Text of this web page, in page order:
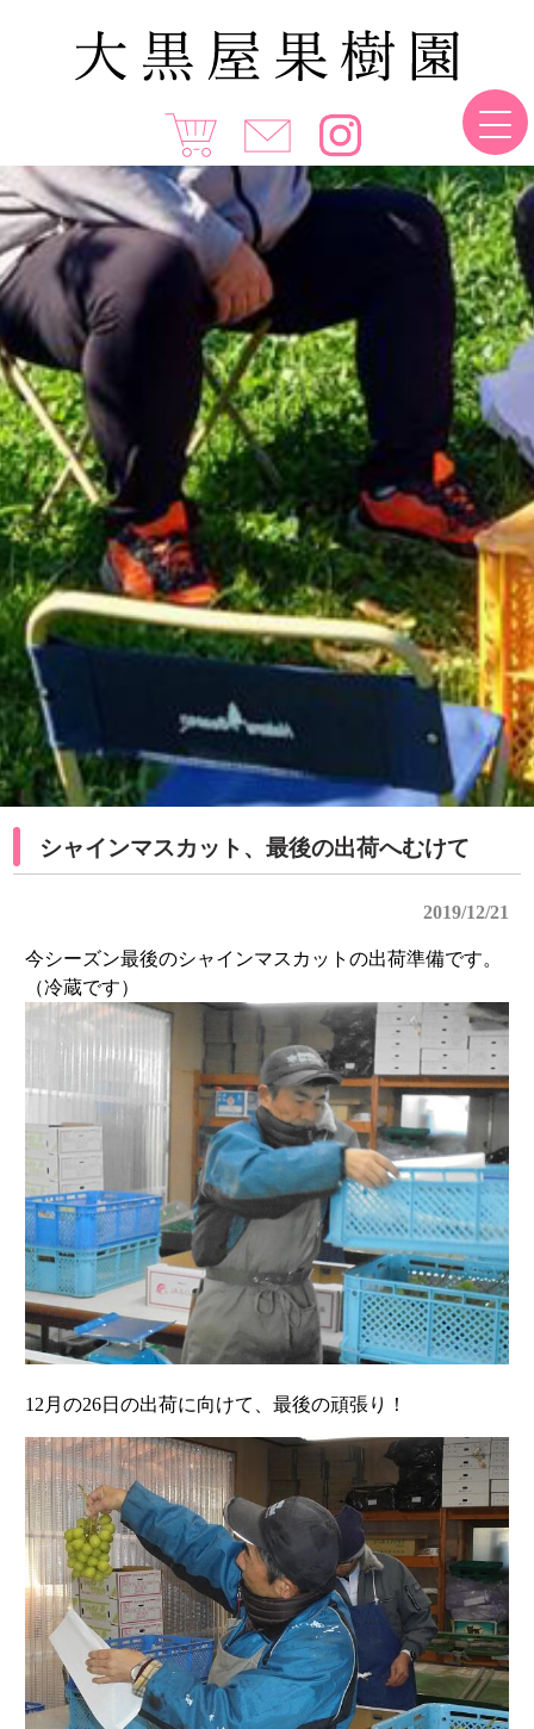
シャインマスカット、最後の出荷へむけて
2019/12/21
今シーズン最後のシャインマスカットの出荷準備です。
（冷蔵です）
12月の26日の出荷に向けて、最後の頑張り！